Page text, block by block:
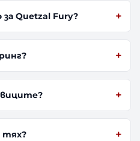
Quetzal Fury?
тях?